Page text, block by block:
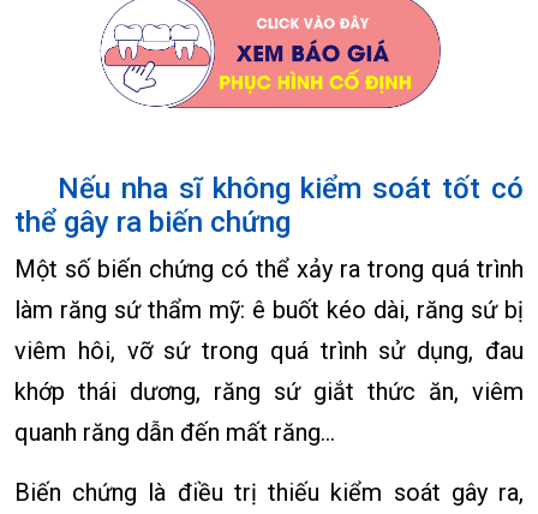
Nếu nha sĩ không kiểm soát tốt có
thể gây ra biến chứng
Một số biến chứng có thể xảy ra trong quá trình
làm răng sứ thẩm mỹ: ê buốt kéo dài, răng sứ bị
viêm hôi, vỡ sứ trong quá trình sử dụng, đau
khớp thái dương, răng sứ giắt thức ăn, viêm
quanh răng dẫn đến mất răng…
Biến chứng là điều trị thiếu kiểm soát gây ra,